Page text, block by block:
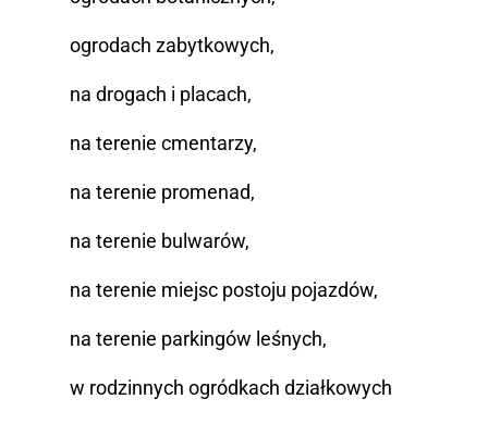
ogrodach zabytkowych,
na drogach i placach,
na terenie cmentarzy,
na terenie promenad,
na terenie bulwarów,
na terenie miejsc postoju pojazdów,
na terenie parkingów leśnych,
w rodzinnych ogródkach działkowych